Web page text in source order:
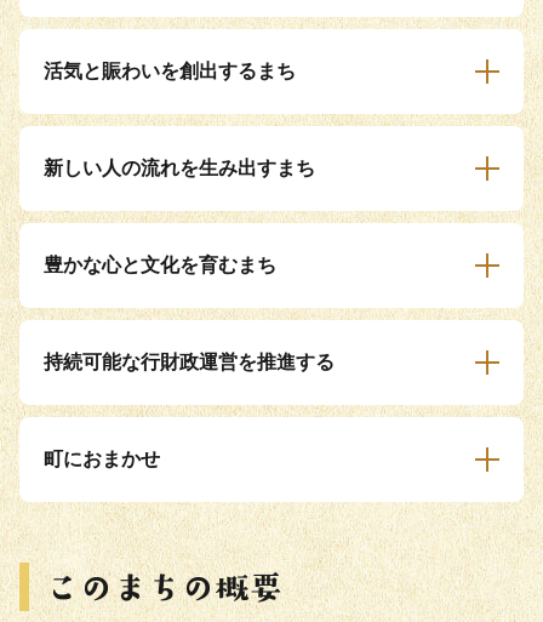
活気と賑わいを創出するまち
新しい人の流れを生み出すまち
豊かな心と文化を育むまち
持続可能な行財政運営を推進する
町におまかせ